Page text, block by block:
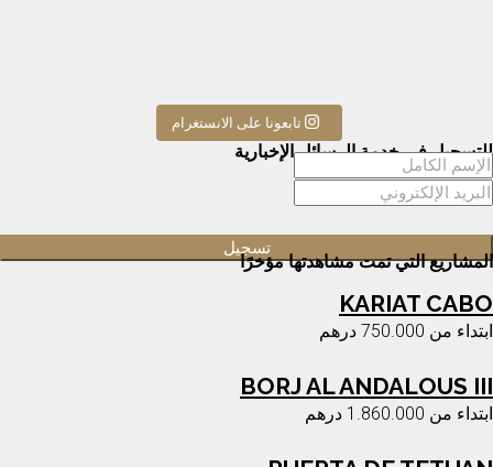
تابعونا على الانستغرام
للتسجيل في خدمة الرسائل الإخبارية
المشاريع التي تمت مشاهدتها مؤخرًا
KARIAT CABO
ابتداء من 750.000 درهم
BORJ AL ANDALOUS III
ابتداء من 1.860.000 درهم